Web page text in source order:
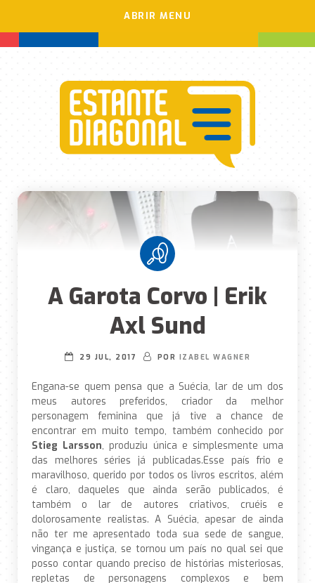
ABRIR MENU
A Garota Corvo | Erik
Axl Sund
29 JUL, 2017 POR IZABEL WAGNER
Engana-se quem pensa que a Suécia, lar de um dos
meus autores preferidos, criador da melhor
personagem feminina que já tive a chance de
encontrar em muito tempo, também conhecido por
Stieg Larsson, produziu única e simplesmente uma
das melhores séries já publicadas.Esse país frio e
maravilhoso, querido por todos os livros escritos, além
é claro, daqueles que ainda serão publicados, é
também o lar de autores criativos, cruéis e
dolorosamente realistas. A Suécia, apesar de ainda
não ter me apresentado toda sua sede de sangue,
vingança e justiça, se tornou um país no qual sei que
posso contar quando preciso de histórias misteriosas,
repletas de personagens complexos e bem